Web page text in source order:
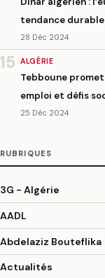
tendance durable
28 Déc 2024
15 ALGÉRIE
Tebboune
emploi et défis
25 Déc 2024
RUBRIQUES
3G - Algérie
AADL
Abdelaziz Bouteflika
Actualités